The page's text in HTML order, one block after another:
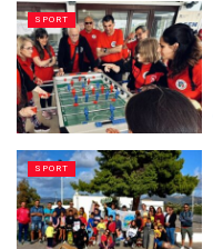
SPORT
SPORT